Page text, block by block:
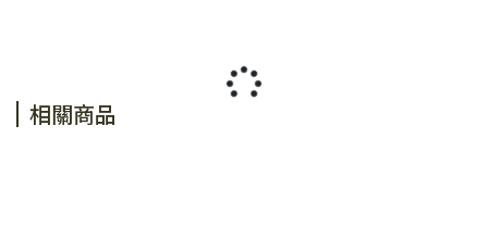
相關商品